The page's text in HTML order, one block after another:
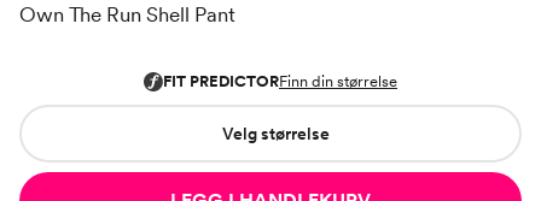
Own The Run Shell Pant
Velg størrelse